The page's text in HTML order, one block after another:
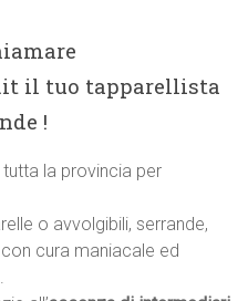
il tuo tapparellista
!
tutta la provincia per
o avvolgibili, serrande,
cura maniacale ed